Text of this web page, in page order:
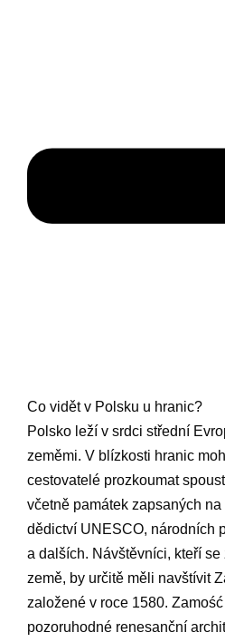
Co vidět v Polsku u hranic?
Polsko leží v srdci střední
zeměmi. V blízkosti hranic
cestovatelé prozkoumat
včetně památek zapsaných
dědictví UNESCO, národních
a dalších. Návštěvníci, kteří
země, by určitě měli navštívit
založené v roce 1580.
pozoruhodné renesanční